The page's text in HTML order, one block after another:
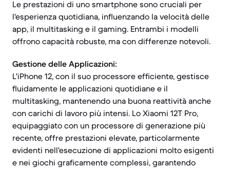
Le prestazioni di uno smartphone sono cruciali per
l'esperienza quotidiana, influenzando la velocità delle
app, il multitasking e il gaming. Entrambi i modelli
offrono capacità robuste, ma con differenze notevoli.
Gestione delle Applicazioni:
L'iPhone 12, con il suo processore efficiente, gestisce
fluidamente le applicazioni quotidiane e il
multitasking, mantenendo una buona reattività anche
con carichi di lavoro più intensi. Lo Xiaomi 12T Pro,
equipaggiato con un processore di generazione più
recente, offre prestazioni elevate, particolarmente
evidenti nell'esecuzione di applicazioni molto esigenti
e nei giochi graficamente complessi, garantendo